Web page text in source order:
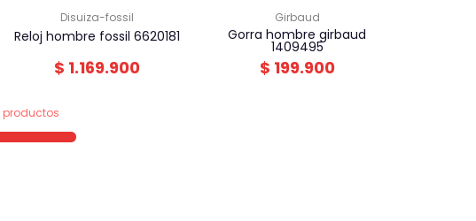
disuiza-fossil
reloj hombre fossil 6620181
$ 1.169.900
girbaud
gorra hombre girbaud
1409495
$ 199.900
productos